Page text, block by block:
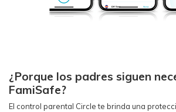
¿Porque los padres siguen
FamiSafe?
El control parental Circle te brinda una